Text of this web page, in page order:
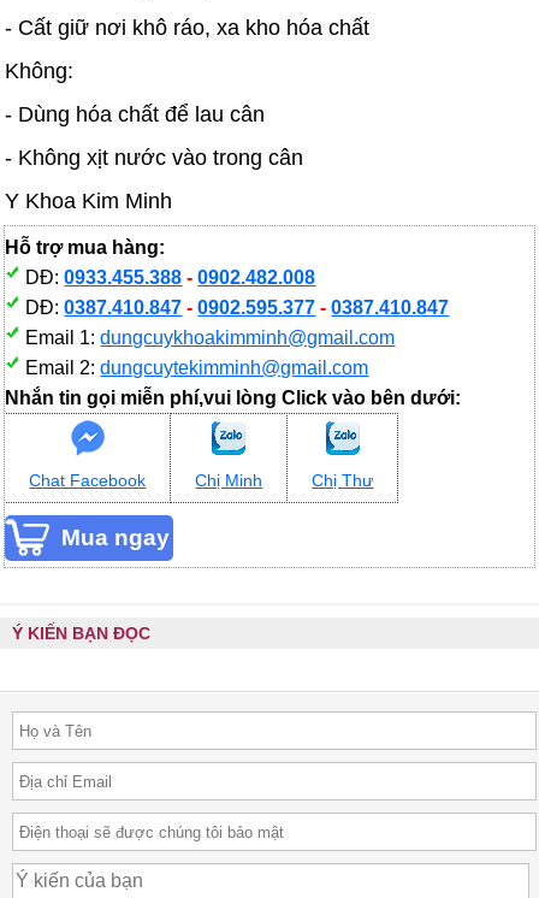
- Cất giữ nơi khô ráo, xa kho hóa chất
Không:
- Dùng hóa chất để lau cân
- Không xịt nước vào trong cân
Y Khoa Kim Minh
Hỗ trợ mua hàng:
DĐ:0933.455.388 -0902.482.008
DĐ:0387.410.847 -0902.595.377 -0387.410.847
Email 1:dungcuykhoakimminh@gmail.com
Email 2:dungcuytekimminh@gmail.com
Nhắn tin gọi miễn phí,vui lòng Click vào bên dưới:
Chat Facebook Chị Minh Chị Thư
Ý KIẾN BẠN ĐỌC